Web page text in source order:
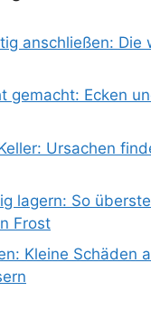
anschließen: Die
gemacht: Ecken
Ursachen
lagern: So
Frost
Kleine Schäden